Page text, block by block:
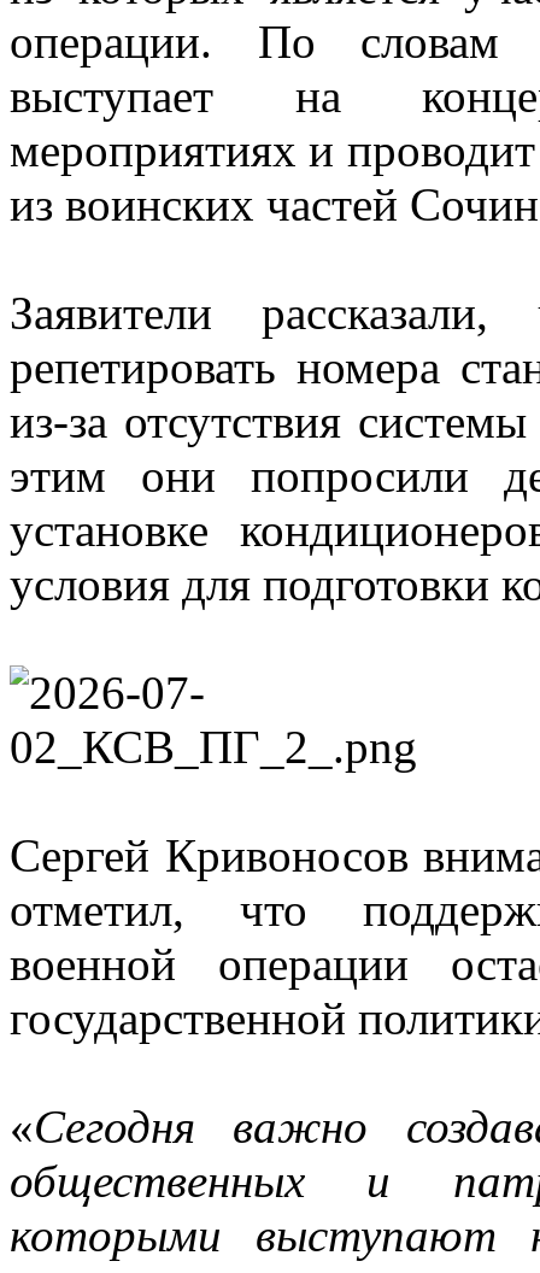
операции. По словам
выступает на
мероприятиях и
из воинских частей
Заявители
репетировать номера
из-за отсутствия
этим они попросили
установке
условия для подготовки
Сергей Кривоносов
отметил, что
военной операции
государственной
«Сегодня важно
общественных и
которыми выступают